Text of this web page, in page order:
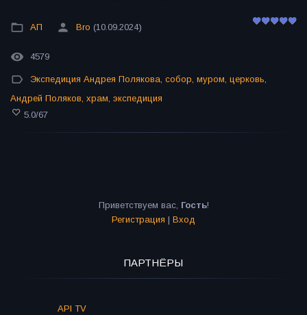
АП Bro (10.09.2024)
4579
Экспедиция Андрея Полякова, собор, муром, церковь,
Андрей Поляков, храм, экспедиция
5.0/67
Приветствуем вас, Гость!
Регистрация | Вход
ПАРТНЁРЫ
API TV